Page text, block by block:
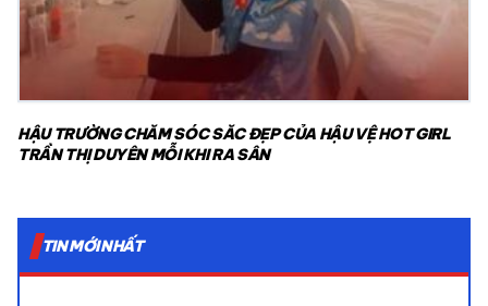
HẬU TRƯỜNG CHĂM SÓC SẮC ĐẸP CỦA HẬU VỆ HOT GIRL
TRẦN THỊ DUYÊN MỖI KHI RA SÂN
TIN MỚI NHẤT